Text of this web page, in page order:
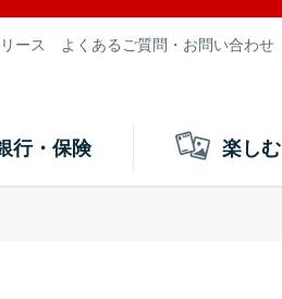
ース よくあるご質問・お問い合わせ
行・保険 楽しむ